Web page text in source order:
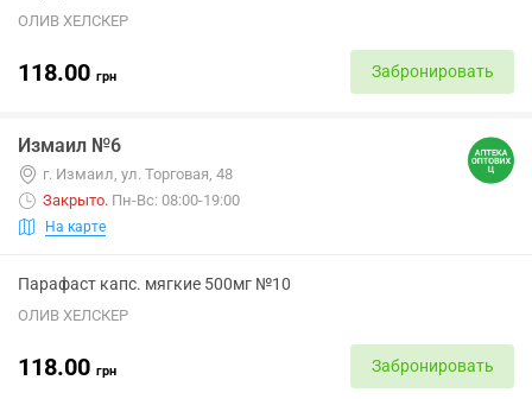
ОЛИВ ХЕЛСКЕР
118.00 грн Забронировать
Измаил №6
г. Измаил, ул. Торговая, 48
Закрыто. Пн-Вс: 08:00-19:00
На карте
Парафаст капс. мягкие 500мг №10
ОЛИВ ХЕЛСКЕР
118.00 грн Забронировать